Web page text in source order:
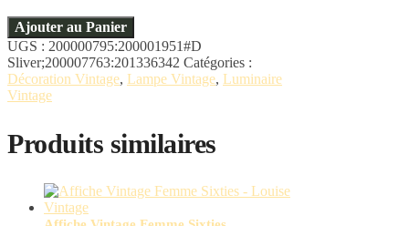
Ajouter au Panier
UGS : 200000795:200001951#D
Sliver;200007763:201336342 Catégories :
Décoration Vintage, Lampe Vintage, Luminaire
Vintage
Produits similaires